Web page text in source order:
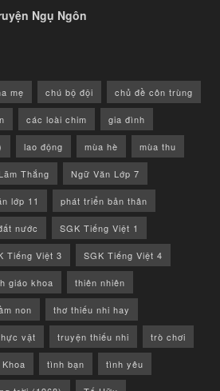
Ngụ Ngôn
mẹ chú bộ đội chủ đề côn trùng
các loài chim gia đình
lao động mùa hè mùa thu
Thắng Ngữ Văn Lớp 7
lớp 11 phát triển bản thân
nước SGK Tiếng Việt 1
Tiếng Việt 3 SGK Tiếng Việt 4
giáo khoa thiên nhiên
non thơ thiếu nhi hay
vật truyện thiếu nhi trò chơi
tình bạn tình yêu